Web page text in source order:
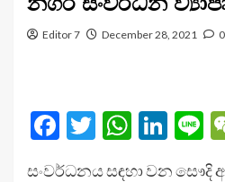
Editor 7 December 28, 2021 0
Facebook
Twitter
සංවර්ධනය සඳහා වන සෞදි